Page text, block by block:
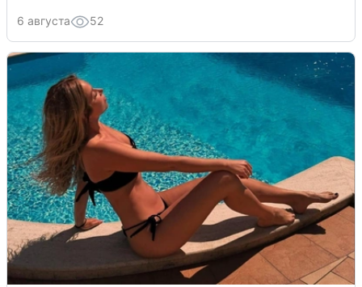
6 августа 52